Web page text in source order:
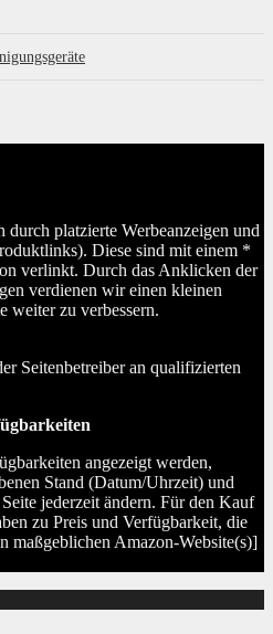
durch platzierte Werbeanzeigen und
Diese sind mit einem *
verlinkt. Durch das Anklicken der
verdienen wir einen kleinen
weiter zu verbessern.
Seitenbetreiber an qualifizierten
angezeigt werden,
Stand (Datum/Uhrzeit) und
jederzeit ändern. Für den Kauf
zu Preis und Verfügbarkeit, die
maßgeblichen Amazon-Website(s)]